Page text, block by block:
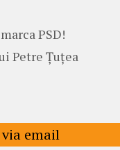
PSD!
Petre Țuțea
email